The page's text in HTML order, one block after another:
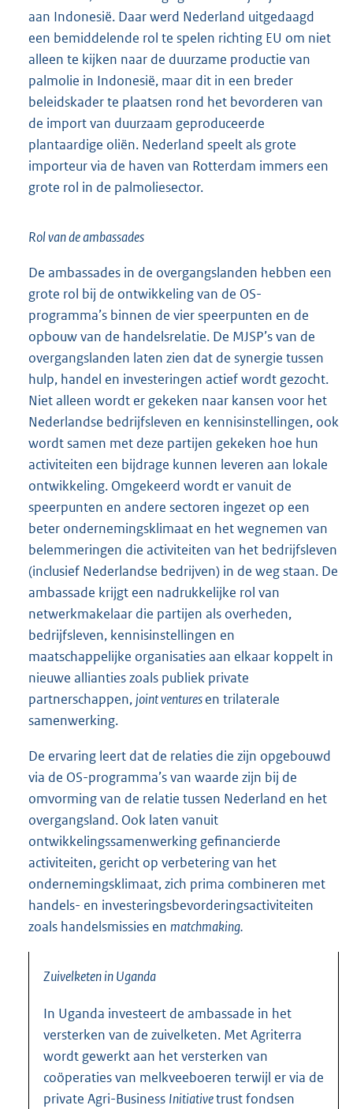
aan Indonesië. Daar werd Nederland uitgedaagd
een bemiddelende rol te spelen richting EU om niet
alleen te kijken naar de duurzame productie van
palmolie in Indonesië, maar dit in een breder
beleidskader te plaatsen rond het bevorderen van
de import van duurzaam geproduceerde
plantaardige oliën. Nederland speelt als grote
importeur via de haven van Rotterdam immers een
grote rol in de palmoliesector.
Rol van de ambassades
De ambassades in de overgangslanden hebben een
grote rol bij de ontwikkeling van de OS-
programma’s binnen de vier speerpunten en de
opbouw van de handelsrelatie. De MJSP’s van de
overgangslanden laten zien dat de synergie tussen
hulp, handel en investeringen actief wordt gezocht.
Niet alleen wordt er gekeken naar kansen voor het
Nederlandse bedrijfsleven en kennisinstellingen, ook
wordt samen met deze partijen gekeken hoe hun
activiteiten een bijdrage kunnen leveren aan lokale
ontwikkeling. Omgekeerd wordt er vanuit de
speerpunten en andere sectoren ingezet op een
beter ondernemingsklimaat en het wegnemen van
belemmeringen die activiteiten van het bedrijfsleven
(inclusief Nederlandse bedrijven) in de weg staan. De
ambassade krijgt een nadrukkelijke rol van
netwerkmakelaar die partijen als overheden,
bedrijfsleven, kennisinstellingen en
maatschappelijke organisaties aan elkaar koppelt in
nieuwe allianties zoals publiek private
partnerschappen, joint venturesen trilaterale
samenwerking.
De ervaring leert dat de relaties die zijn opgebouwd
via de OS-programma’s van waarde zijn bij de
omvorming van de relatie tussen Nederland en het
overgangsland. Ook laten vanuit
ontwikkelingssamenwerking gefinancierde
activiteiten, gericht op verbetering van het
ondernemingsklimaat, zich prima combineren met
handels- en investeringsbevorderingsactiviteiten
zoals handelsmissies en matchmaking.
Zuivelketen in Uganda
In Uganda investeert de ambassade in het
versterken van de zuivelketen. Met Agriterra
wordt gewerkt aan het versterken van
coöperaties van melkveeboeren terwijl er via de
private Agri-Business Initiativetrust fondsen